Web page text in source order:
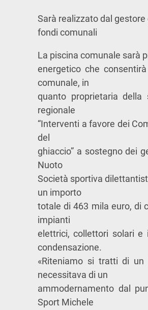
Sarà realizzato dal
fondi comunali
La piscina comunale sarà
energetico che
comunale, in
quanto proprietaria
regionale
“Interventi a favore dei
del
ghiaccio” a sostegno dei
Nuoto
Società sportiva
un importo
totale di 463 mila euro, di
impianti
elettrici, collettori solari e
condensazione.
«Riteniamo si tratti di
necessitava di un
ammodernamento dal
Sport Michele